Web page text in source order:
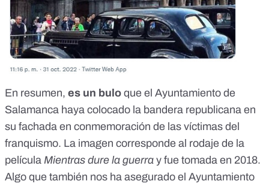
En resumen, es un bulo que el Ayuntamiento de
Salamanca haya colocado la bandera republicana en
su fachada en conmemoración de las víctimas del
franquismo. La imagen corresponde al rodaje de la
película Mientras dure la guerra y fue tomada en 2018.
Algo que también nos ha asegurado el Ayuntamiento